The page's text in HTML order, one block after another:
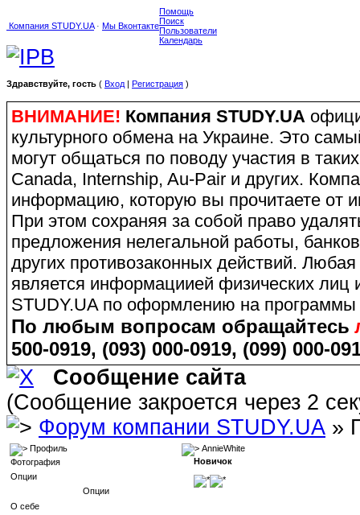
Компания STUDY.UA· Мы Вконтакте
Помощь
Поиск
Пользователи
Календарь
Здравствуйте, гость ( Вход | Регистрация )
ВНИМАНИЕ! Компания STUDY.UA
культурного обмена на Украине. Это
могут общаться по поводу участия в
Canada, Internship, Au-Pair и других.
информацию, которую вы прочитаете от
При этом сохраняя за собой право
предложения нелегальной работы,
других противозаконных действий.
является информациией физических лиц
STUDY.UA по оформлению на
По любым вопросам обращайтесь
500-0919, (093) 000-0919, (099) 000-
Сообщение сайта
(Сообщение закроется через 2
Форум компании STUDY.UA »
Профиль
Фотография
Опции
Опции
О себе
AnnieWhite
Новичок